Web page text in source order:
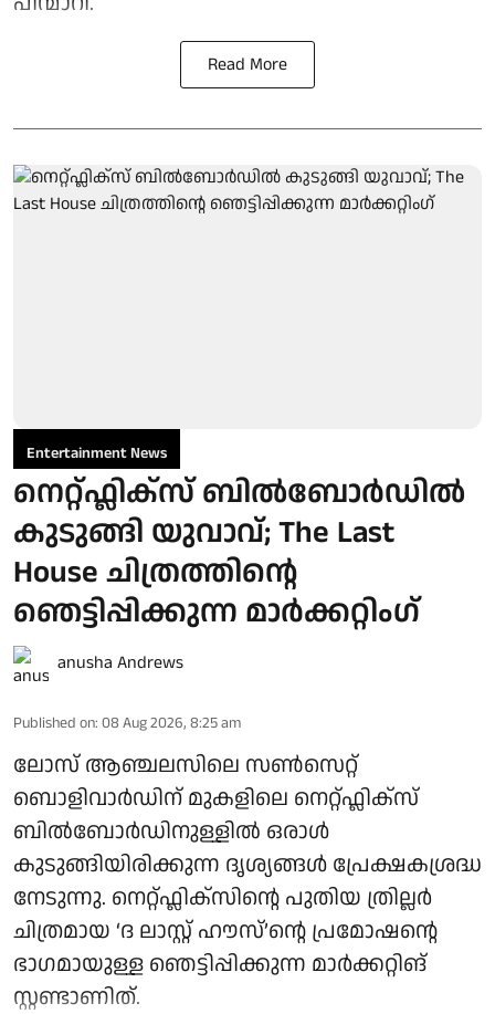
Read More
Entertainment News
നെറ്റ്ഫ്ലിക്സ് ബിൽബോർഡിൽ
കുടുങ്ങി യുവാവ്; The Last
House ചിത്രത്തിന്റെ
ഞെട്ടിപ്പിക്കുന്ന മാർക്കറ്റിം​ഗ്
anusha Andrews
Published on: 08 Aug 2026, 8:25 am
ലോസ് ആഞ്ചലസിലെ സൺസെറ്റ്
ബൊളിവാർഡിന് മുകളിലെ നെറ്റ്ഫ്ലിക്സ്
ബിൽബോർഡിനുള്ളിൽ ഒരാൾ
കുടുങ്ങിയിരിക്കുന്ന ദൃശ്യങ്ങൾ പ്രേക്ഷകശ്രദ്ധ
നേടുന്നു. നെറ്റ്ഫ്ലിക്സിന്റെ പുതിയ ത്രില്ലർ
ചിത്രമായ ‘ദ ലാസ്റ്റ് ഹൗസ്’ന്റെ പ്രമോഷന്റെ
ഭാഗമായുള്ള ഞെട്ടിപ്പിക്കുന്ന മാർക്കറ്റിങ്
സ്റ്റണ്ടാണിത്.